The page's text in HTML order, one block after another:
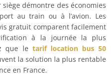
démontre des économies
au train ou à l’avion. Les
gratuit comparent facilement
à la journée la plus
que le tarif location bus 50
la solution la plus rentable
en France.